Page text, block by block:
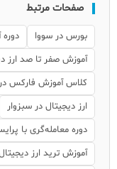
صفحات مرتبط
بورس در سووا
آموزش صفر تا صد ارز
کلاس آموزش فارکس در
ارز دیجیتال در سبزوار
دوره معامله‌گری با
آموزش ترید ارز